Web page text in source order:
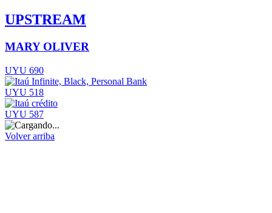
UPSTREAM
MARY OLIVER
UYU 690
UYU 518
UYU 587
Volver arriba